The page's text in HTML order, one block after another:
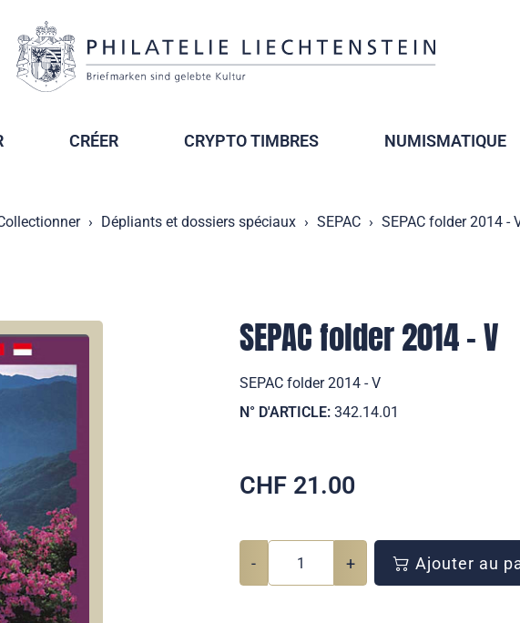
CRÉER CRYPTO TIMBRES NUMISMATIQUE
Dépliants et dossiers spéciaux SEPAC SEPAC folder 2014 -
SEPAC folder 2014 - V
SEPAC folder 2014 - V
N° D'ARTICLE: 342.14.01
CHF 21.00
- + Ajouter au